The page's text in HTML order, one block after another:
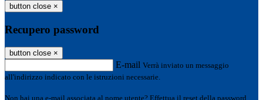
button close ×
Recupero password
button close ×
E-mail Verrà inviato un messaggio
all'indirizzo indicato con le istruzioni necessarie.
Non hai una e-mail associata al nome utente? Effettua il reset della password